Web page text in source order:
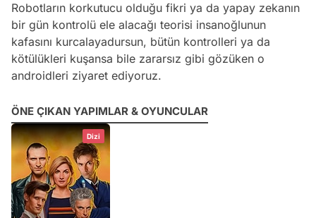
Robotların korkutucu olduğu fikri ya da yapay zekanın
bir gün kontrolü ele alacağı teorisi insanoğlunun
kafasını kurcalayadursun, bütün kontrolleri ya da
kötülükleri kuşansa bile zararsız gibi gözüken o
androidleri ziyaret ediyoruz.
ÖNE ÇIKAN YAPIMLAR & OYUNCULAR
Dizi